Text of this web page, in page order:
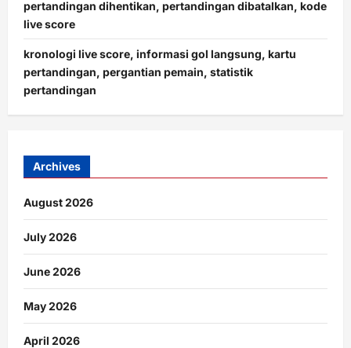
pertandingan dihentikan, pertandingan dibatalkan, kode
live score
kronologi live score, informasi gol langsung, kartu
pertandingan, pergantian pemain, statistik
pertandingan
Archives
August 2026
July 2026
June 2026
May 2026
April 2026